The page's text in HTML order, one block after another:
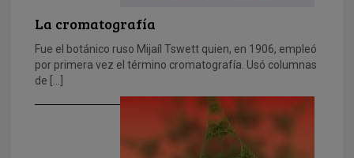
La cromatografía
Fue el botánico ruso Mijaíl Tswett quien, en 1906, empleó
por primera vez el término cromatografía. Usó columnas
de […]